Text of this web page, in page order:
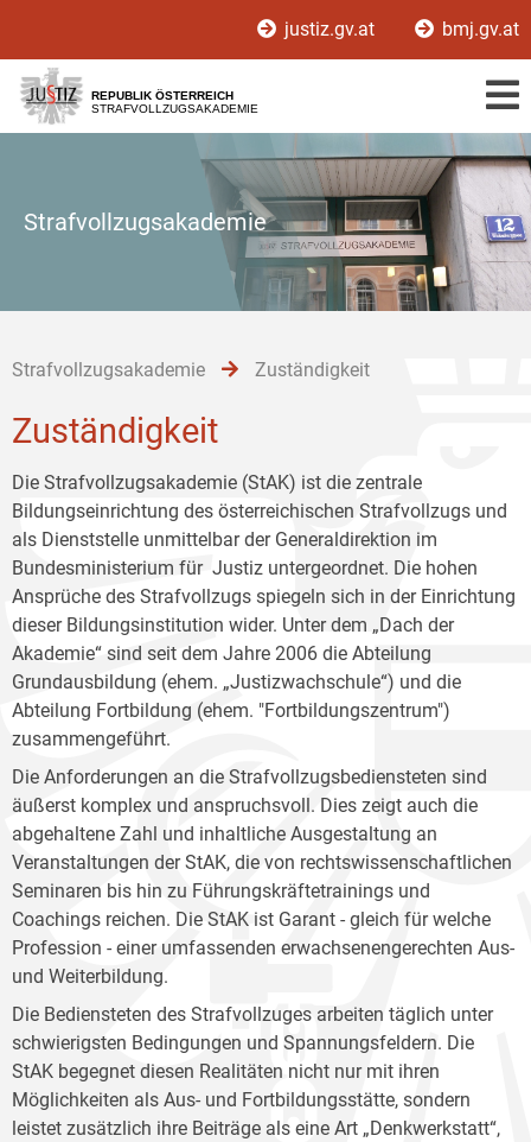
[1]
[2]
[3]
justiz.gv.at bmj.gv.at
REPUBLIK ÖSTERREICH
STRAFVOLLZUGSAKADEMIE
Strafvollzugsakademie
Strafvollzugsakademie Zuständigkeit
Zuständigkeit
Die Strafvollzugsakademie (StAK) ist die zentrale
Bildungseinrichtung des österreichischen Strafvollzugs und
als Dienststelle unmittelbar der Generaldirektion im
Bundesministerium für Justiz untergeordnet. Die hohen
Ansprüche des Strafvollzugs spiegeln sich in der Einrichtung
dieser Bildungsinstitution wider. Unter dem „Dach der
Akademie“ sind seit dem Jahre 2006 die Abteilung
Grundausbildung (ehem. „Justizwachschule“) und die
Abteilung Fortbildung (ehem. "Fortbildungszentrum")
zusammengeführt.
Die Anforderungen an die Strafvollzugsbediensteten sind
äußerst komplex und anspruchsvoll. Dies zeigt auch die
abgehaltene Zahl und inhaltliche Ausgestaltung an
Veranstaltungen der StAK, die von rechtswissenschaftlichen
Seminaren bis hin zu Führungskräftetrainings und
Coachings reichen. Die StAK ist Garant - gleich für welche
Profession - einer umfassenden erwachsenengerechten Aus-
und Weiterbildung.
Die Bediensteten des Strafvollzuges arbeiten täglich unter
schwierigsten Bedingungen und Spannungsfeldern. Die
StAK begegnet diesen Realitäten nicht nur mit ihren
Möglichkeiten als Aus- und Fortbildungsstätte, sondern
leistet zusätzlich ihre Beiträge als eine Art „Denkwerkstatt“,